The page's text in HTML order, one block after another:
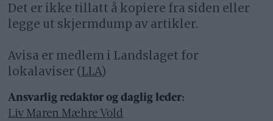
Det er ikke tillatt å kopiere fra siden eller
legge ut skjermdump av artikler.
Avisa er medlem i Landslaget for
lokalaviser (LLA)
Ansvarlig redaktør og daglig leder:
Liv Maren Mæhre Vold